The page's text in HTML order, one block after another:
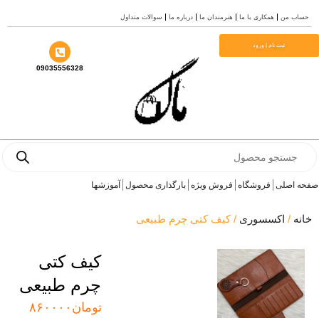
من همکاری با ما هنرمندان ما درباره ما سوالات متداول
ثبت نام | ورود
09035556328
فروشگاه فروش ویژه بارگذاری محصول آموزشها
/اکسسوری/ کیف کتی چرم طبیعی
کیف کتی
چرم طبیعی
تومان۸۶۰۰۰۰